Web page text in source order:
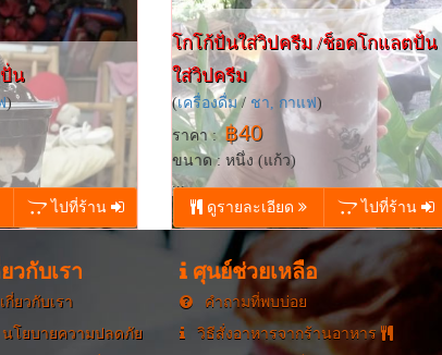
น
)
ไปที่ร้าน
โกโก้ปั่นใส่วิปครีม /ช็อคโกแลตปั่น
ใส่วิปครีม
(เครื่องดื่ม/ ชา, กาแฟ)
ราคา : ฿40
ขนาด : หนึ่ง (แก้ว)
...
ดูรายละเอียด
ไปที่ร้าน
วกับเรา
กี่ยวกับเรา
นโยบายความปลดภัย
ศุนย์ช่วยเหลือ
คำถามที่พบบ่อย
วิธีสั่งอาหารจากร้านอาหาร